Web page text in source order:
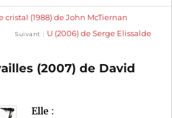
OK
:
cristal (1988) de John McTiernan
Suivant
suivante :
U (2006) de Serge Elissalde
(2007) de David
Elle :